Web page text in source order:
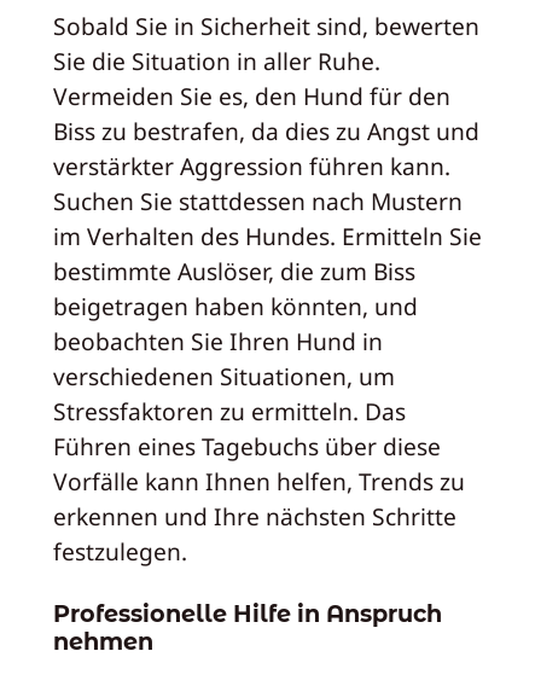
Sobald Sie in Sicherheit sind, bewerten
Sie die Situation in aller Ruhe.
Vermeiden Sie es, den Hund für den
Biss zu bestrafen, da dies zu Angst und
verstärkter Aggression führen kann.
Suchen Sie stattdessen nach Mustern
im Verhalten des Hundes. Ermitteln Sie
bestimmte Auslöser, die zum Biss
beigetragen haben könnten, und
beobachten Sie Ihren Hund in
verschiedenen Situationen, um
Stressfaktoren zu ermitteln. Das
Führen eines Tagebuchs über diese
Vorfälle kann Ihnen helfen, Trends zu
erkennen und Ihre nächsten Schritte
festzulegen.
Professionelle Hilfe in Anspruch
nehmen